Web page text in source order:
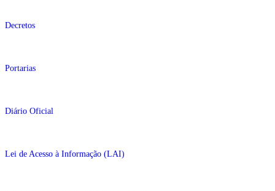
Decretos
Portarias
Diário Oficial
Lei de Acesso à Informação (LAI)